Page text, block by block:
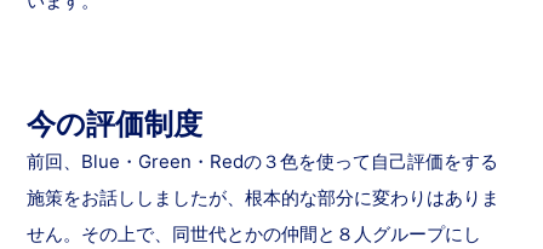
今の評価制度
前回、Blue・Green・Redの３色を使って自己評価をする
施策をお話ししましたが、根本的な部分に変わりはありま
せん。その上で、同世代とかの仲間と８人グループにし